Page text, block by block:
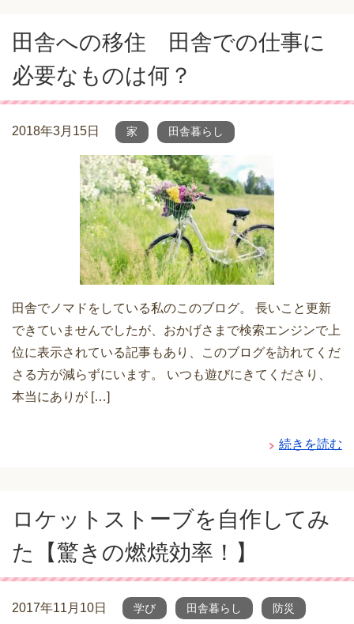
田舎への移住 田舎での仕事に
必要なものは何？
2018年3月15日 家 田舎暮らし
田舎でノマドをしている私のこのブログ。 長いこと更新
できていませんでしたが、おかげさまで検索エンジンで上
位に表示されている記事もあり、このブログを訪れてくだ
さる方が減らずにいます。 いつも遊びにきてくださり、
本当にありが […]
続きを読む
ロケットストーブを自作してみ
た【驚きの燃焼効率！】
2017年11月10日 学び 田舎暮らし 防災